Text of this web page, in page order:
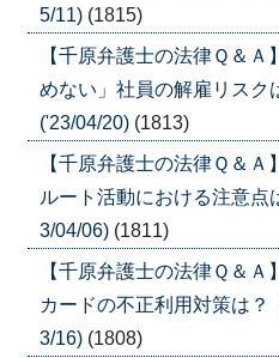
5/11) (1815)
【千原弁護士の法律Ｑ＆
めない」社員の解雇リスク
('23/04/20) (1813)
【千原弁護士の法律Ｑ＆
ルート活動における注意点
3/04/06) (1811)
【千原弁護士の法律Ｑ＆
カードの不正利用対策は
3/16) (1808)